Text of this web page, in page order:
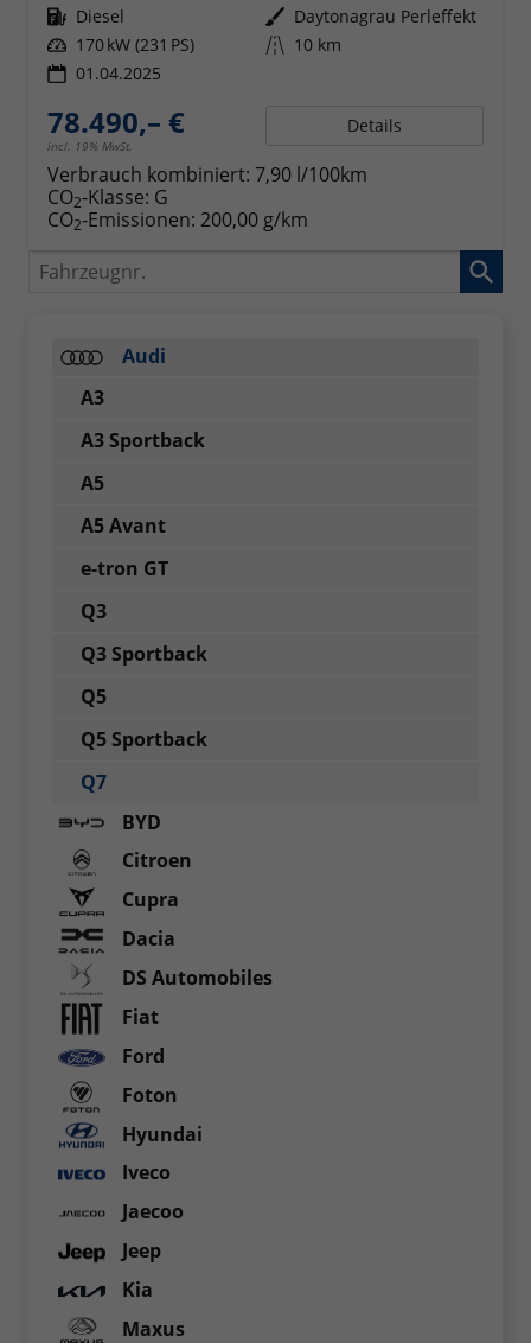
Kraftstoff Diesel Außenfarbe Daytonagrau Perleffekt
Leistung 170 kW (231 PS) Kilometerstand 10 km
01.04.2025
78.490,– €
incl. 19% MwSt.
Details
Verbrauch kombiniert: 7,90 l/100km
CO2-Klasse: G
CO2-Emissionen: 200,00 g/km
Fahrzeugnr.
Audi
A3
A3 Sportback
A5
A5 Avant
e-tron GT
Q3
Q3 Sportback
Q5
Q5 Sportback
Q7
BYD
Citroen
Cupra
Dacia
DS Automobiles
Fiat
Ford
Foton
Hyundai
Iveco
Jaecoo
Jeep
Kia
Maxus